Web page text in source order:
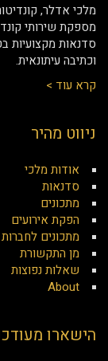
מלכי אדלר,
מספקת שירותי
סדנאות מקצועיות
וכתיבה עיתונאית.
קרא עוד >
ניווט מהיר
אודות מלכי
סדנאות
מתכונים
הפקת אירועים
מתכונים לחברות
מן התקשורת
שאלות נפוצות
About
הישארו